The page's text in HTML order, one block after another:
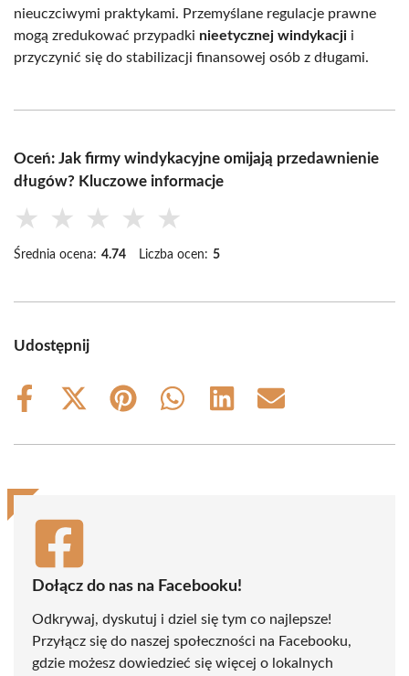
nieuczciwymi praktykami. Przemyślane regulacje prawne
mogą zredukować przypadki nieetycznej windykacji i
przyczynić się do stabilizacji finansowej osób z długami.
Oceń: Jak firmy windykacyjne omijają przedawnienie
długów? Kluczowe informacje
★ ★ ★ ★ ★
Średnia ocena: 4.74 Liczba ocen: 5
Udostępnij
Share
Share
(Twitter)
Share
Share
Share
Share
Dołącz do nas na Facebooku!
Odkrywaj, dyskutuj i dziel się tym co najlepsze!
Przyłącz się do naszej społeczności na Facebooku,
gdzie możesz dowiedzieć się więcej o lokalnych